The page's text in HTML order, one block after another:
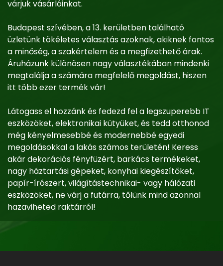
várjuk vásárlóinkat.
Budapest szívében, a 13. kerületben található
üzletünk tökéletes választás azoknak, akiknek fontos
a minőség, a szakértelem és a megfizethető árak.
Áruházunk különösen nagy választékában mindenki
megtalálja a számára megfelelő megoldást, hiszen
itt több ezer termék vár!
Látogass el hozzánk és fedezd fel a legszuperebb IT
eszközöket, elektronikai kütyüket, és tedd otthonod
még kényelmesebbé és modernebbé egyedi
megoldásokkal a lakás számos területén! Keress
akár dekorációs fényfüzért, barkács termékeket,
nagy háztartási gépeket, konyhai kiegészítőket,
papír-írószert, világítástechnikai- vagy hálózati
eszközöket, ne várj a futárra, tőlünk mind azonnal
hazaviheted raktárról!